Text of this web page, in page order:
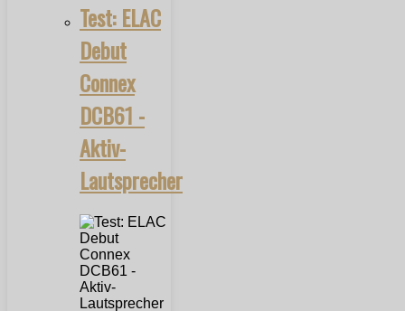
Test: ELAC
Debut
Connex
DCB61 -
Aktiv-
Lautsprecher